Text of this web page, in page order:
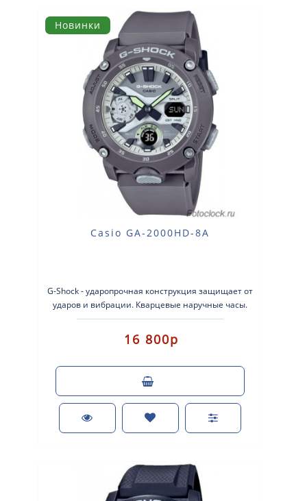
Новинки
Casio GA-2000HD-8A
G-Shock - ударопрочная конструкция защищает от
ударов и вибрации. Кварцевые наручные часы.
Экран: Стрелки + электроника...
16 800р